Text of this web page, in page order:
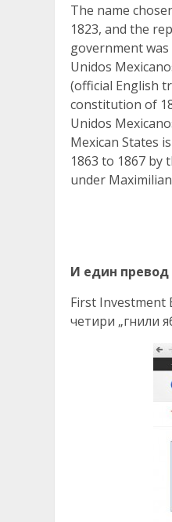
The name
1823, and the
government
Unidos
(official English
constitution of
Unidos
Mexican States
1863 to 1867
under
И един превод
First Investment
четири „гнили